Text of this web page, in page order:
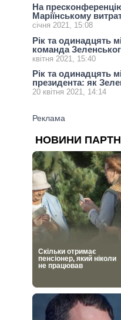
На
Маріїнському
січня 2021, 15:08
Рік та одинадцять
команда
квітня 2021, 15:40
Рік та одинадцять
президента: як
20 квітня 2021, 14:14